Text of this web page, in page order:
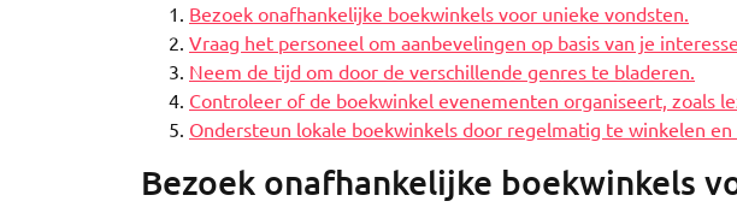
Bezoek onafhankelijke boekwinkels voor unieke vondsten.
Vraag het personeel om aanbevelingen op basis van je
Neem de tijd om door de verschillende genres te bladeren.
Controleer of de boekwinkel evenementen organiseert, zoals
Ondersteun lokale boekwinkels door regelmatig te winkelen
Bezoek onafhankelijke boekwinkels